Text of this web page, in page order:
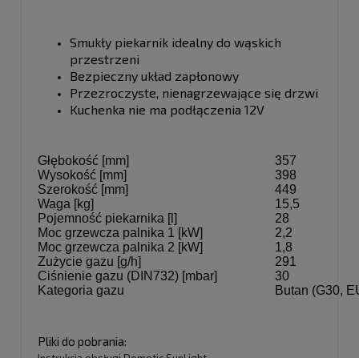
Smukły piekarnik idealny do wąskich
przestrzeni
Bezpieczny układ zapłonowy
Przezroczyste, nienagrzewające się drzwi
Kuchenka nie ma podłączenia 12V
Głębokość [mm]
357
Wysokość [mm]
398
Szerokość [mm]
449
Waga [kg]
15,5
Pojemność piekarnika [l]
28
Moc grzewcza palnika 1 [kW]
2,2
Moc grzewcza palnika 2 [kW]
1,8
Zużycie gazu [g/h]
291
Ciśnienie gazu (DIN732) [mbar]
30
Kategoria gazu
Butan (G30,
Pliki do pobrania: